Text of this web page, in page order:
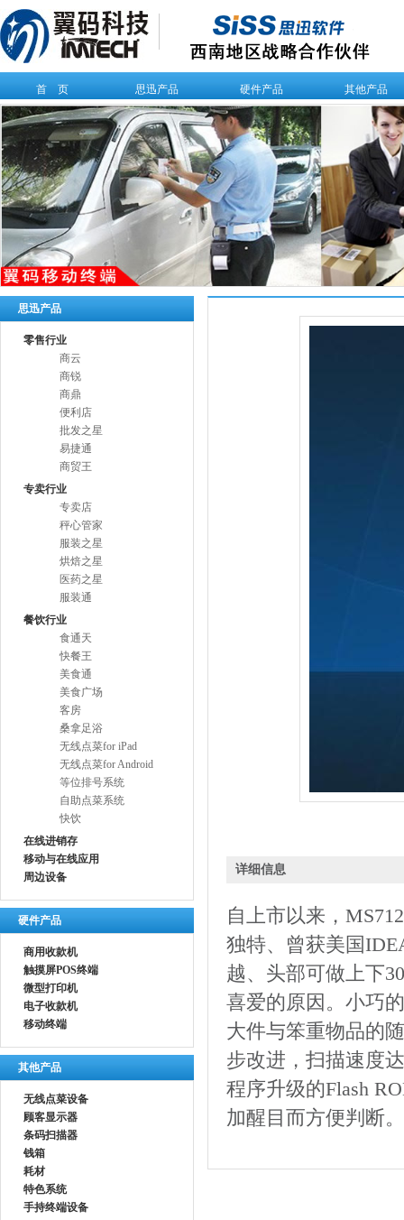
首 页 思迅产品 硬件产品 其他产品
思迅产品
零售行业
商云
商锐
商鼎
便利店
批发之星
易捷通
商贸王
专卖行业
专卖店
秤心管家
服装之星
烘焙之星
医药之星
服装通
餐饮行业
食通天
快餐王
美食通
美食广场
客房
桑拿足浴
无线点菜for iPad
无线点菜for Android
等位排号系统
自助点菜系统
快饮
在线进销存
移动与在线应用
周边设备
硬件产品
商用收款机
触摸屏POS终端
微型打印机
电子收款机
移动终端
其他产品
无线点菜设备
顾客显示器
条码扫描器
钱箱
耗材
特色系统
手持终端设备
详细信息
自上市以来，
独特、曾获美国
越、头部可做上下
喜爱的原因。小巧
大件与笨重物品的
步改进，扫描速度
程序升级的Flash
加醒目而方便判断。